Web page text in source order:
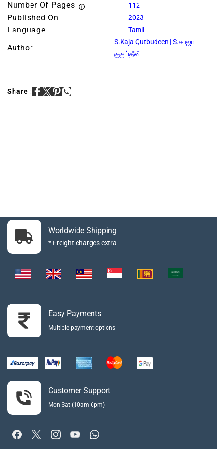
Number Of Pages 112
Published On 2023
Language Tamil
Author
S.Kaja Qutbudeen | S.காஜா
குதுப்தீன்
Share :
Worldwide Shipping
* Freight charges extra
Easy Payments
Multiple payment options
Customer Support
Mon-Sat (10am-6pm)